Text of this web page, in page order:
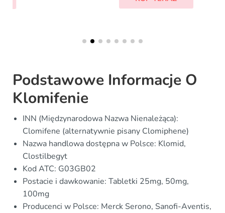
Podstawowe Informacje O
Klomifenie
INN (Międzynarodowa Nazwa Nienależąca):
Clomifene (alternatywnie pisany Clomiphene)
Nazwa handlowa dostępna w Polsce: Klomid,
Clostilbegyt
Kod ATC: G03GB02
Postacie i dawkowanie: Tabletki 25mg, 50mg,
100mg
Producenci w Polsce: Merck Serono, Sanofi-Aventis,